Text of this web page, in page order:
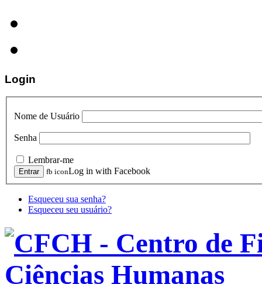
Login
Nome de Usuário
Senha
Lembrar-me
fb iconLog in with Facebook
Esqueceu sua senha?
Esqueceu seu usuário?